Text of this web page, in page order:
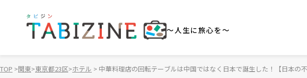
～人生に旅心を～
TOP 関東 東京都23区 ホテル 中華料理店の回転テーブルは中国ではなく日本で誕生した！【日本の不